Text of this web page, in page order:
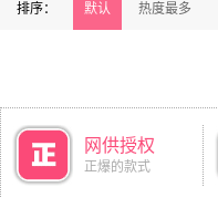
排序： 默认 热度最多
网供授权
正爆的款式